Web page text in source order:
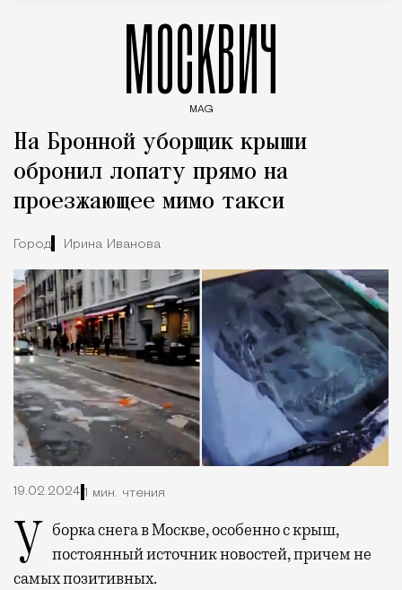
МОСКВИЧ
MAG
На Бронной уборщик крыши
обронил лопату прямо на
проезжающее мимо такси
Город Ирина Иванова
19.02.2024 1 мин. чтения
Уборка снега в Москве, особенно с крыш,
постоянный источник новостей, причем не
самых позитивных.